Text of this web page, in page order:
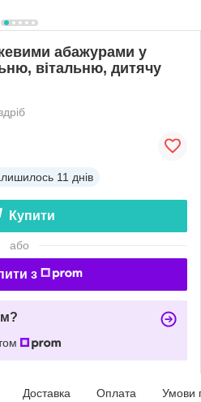
абажурами у
вітальню, дитячу
11 днів
Купити
або
з
Доставка Оплата Умови